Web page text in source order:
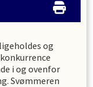
og
i og ovenfor
Svømmeren